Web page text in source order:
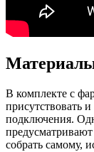
В комплекте с
присутствовать
подключения.
собрать самому,